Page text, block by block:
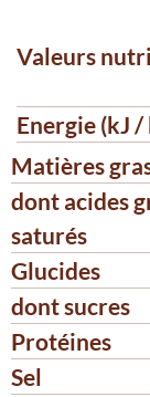
Valeurs
Energie (kJ /
Matières
dont acides
saturés
Glucides
dont sucres
Protéines
Sel